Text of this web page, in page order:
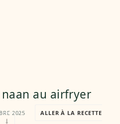
au airfryer
2025 ALLER À LA RECETTE